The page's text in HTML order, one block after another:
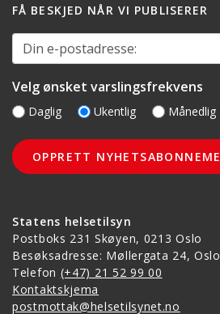
Statens helsetilsyn
Postboks 231 Skøyen, 0213 Oslo
Besøksadresse: Møllergata 24, Oslo
Telefon (+47) 21 52 99 00
Kontaktskjema
postmottak@helsetilsynet.no
FÅ BESKJED NÅR VI PUBLISERER
Din e-postadresse:
Velg ønsket varslingsfrekvens
Daglig Ukentlig Månedlig